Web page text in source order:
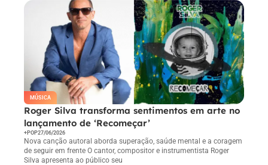
MÚSICA
Roger Silva transforma sentimentos em arte no
lançamento de ‘Recomeçar’
+POP27/06/2026
Nova canção autoral aborda superação, saúde mental e a coragem
de seguir em frente O cantor, compositor e instrumentista Roger
Silva apresenta ao público seu